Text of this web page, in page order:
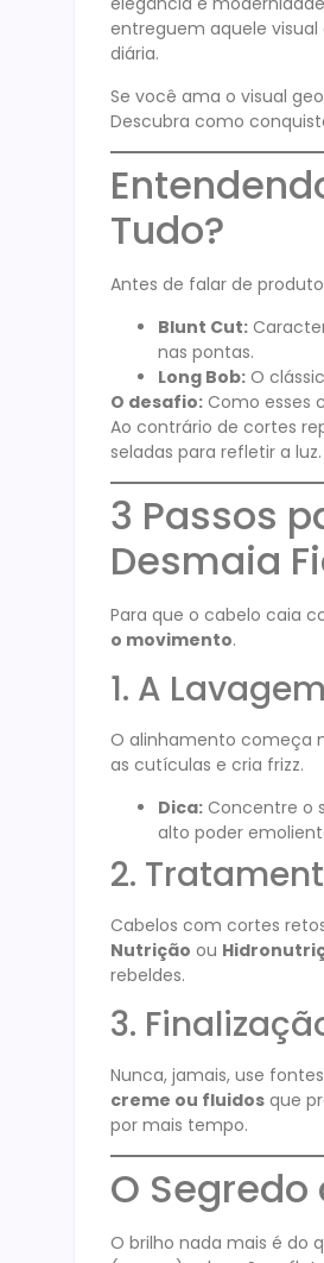
entreguem aquele visual
diária.
Se você ama o visual
Descubra como
Tudo?
Antes de falar de
Blunt Cut:
nas pontas.
Long Bob: O
O desafio: Como esses
Ao contrário de cortes
seladas para refletir a luz.
3 Passos
Desmaia
Para que o cabelo caia
o movimento.
1. A
O alinhamento começa
as cutículas e cria frizz.
Dica: Concentre o
alto poder
2.
Cabelos com cortes
Nutrição ou
rebeldes.
3.
Nunca, jamais, use
creme ou fluidos que
por mais tempo.
O
O brilho nada mais é do